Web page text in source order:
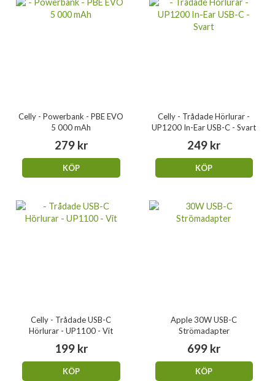
Celly - Powerbank - PBE EVO
5 000 mAh
279 kr
KÖP
Celly - Trådade Hörlurar -
UP1200 In-Ear USB-C - Svart
249 kr
KÖP
Celly - Trådade USB-C
Hörlurar - UP1100 - Vit
199 kr
KÖP
Apple 30W USB-C
Strömadapter
699 kr
KÖP